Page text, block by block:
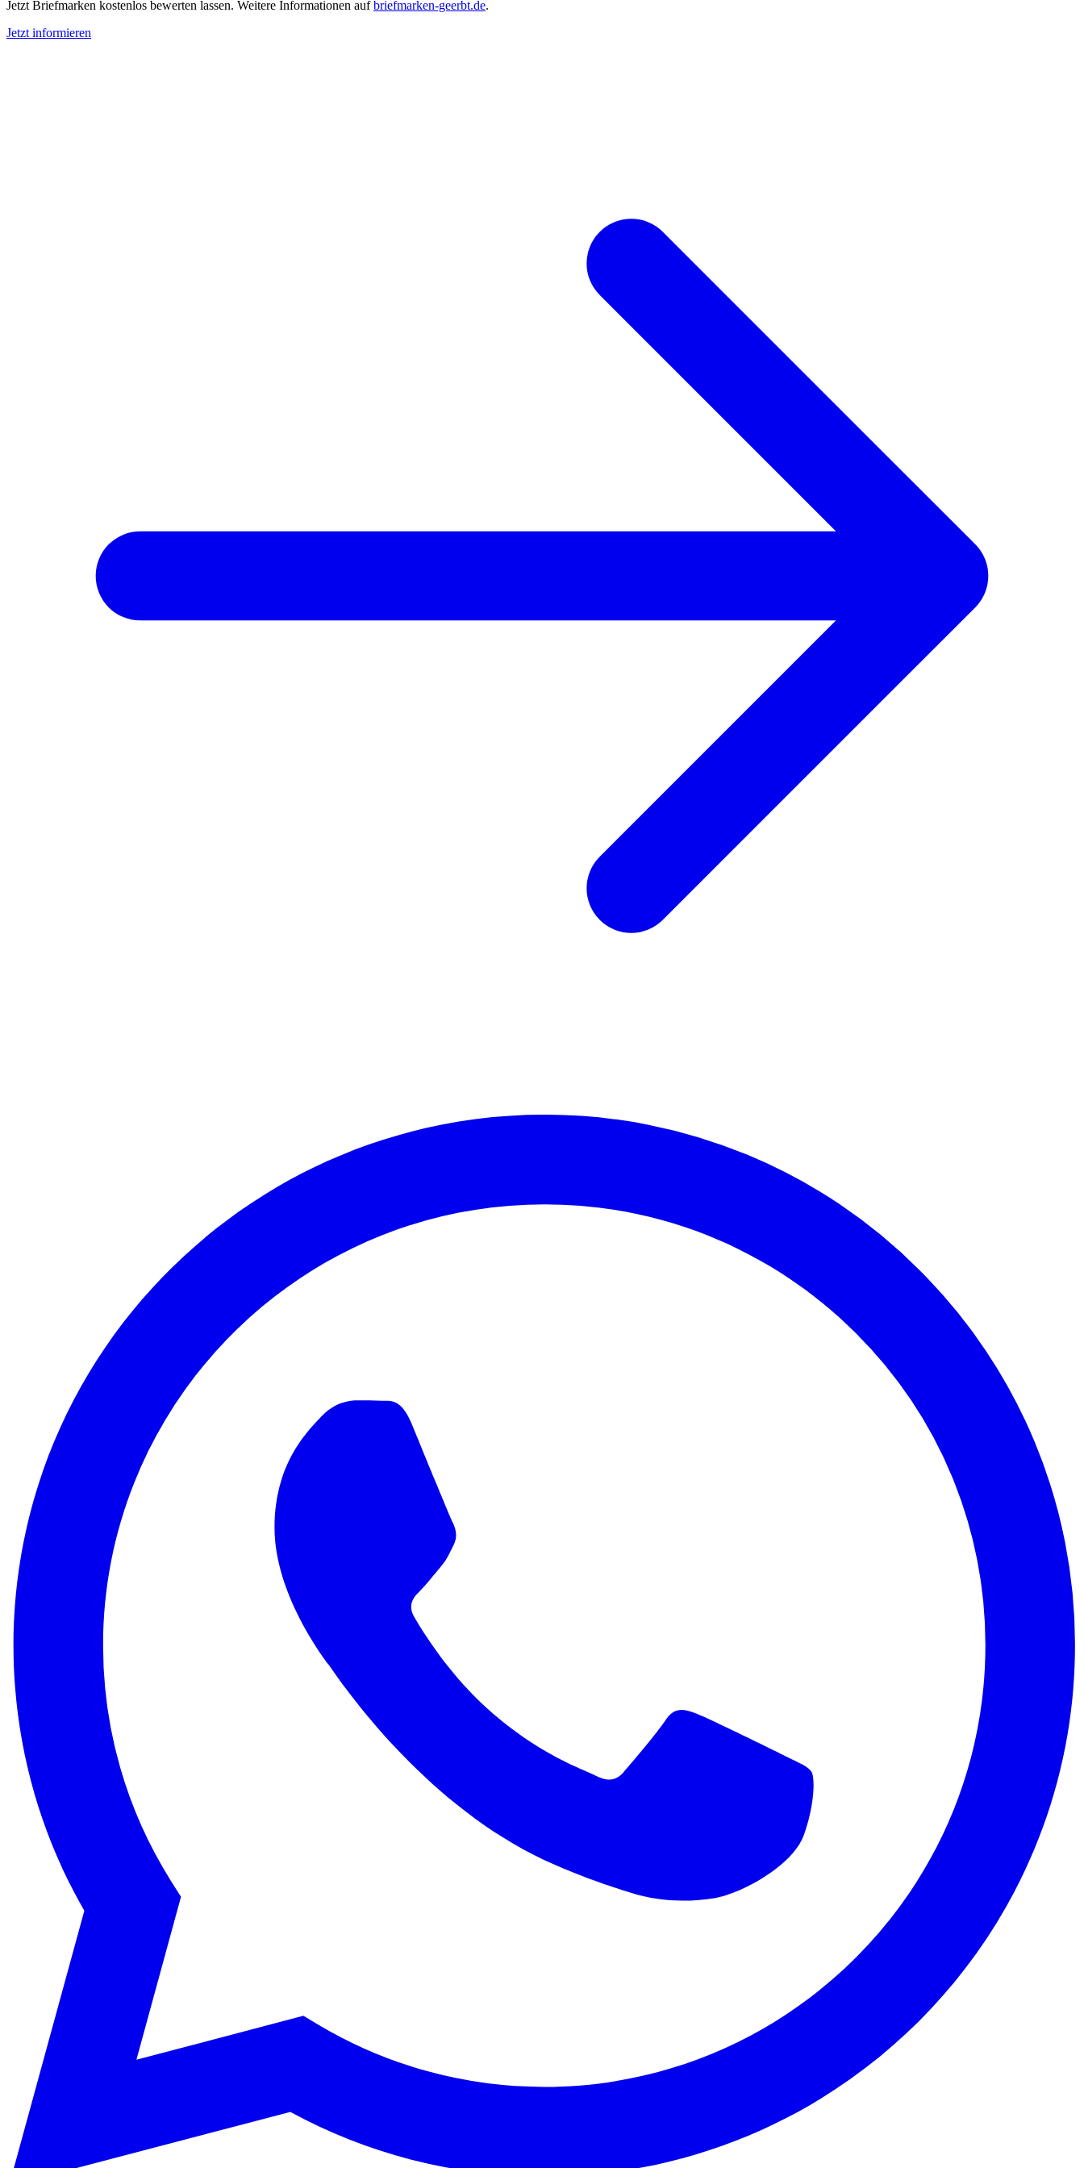
Jetzt Briefmarken kostenlos bewerten lassen. Weitere Informationen aufbriefmarken-geerbt.de.
Jetzt informieren